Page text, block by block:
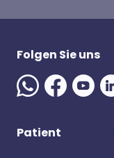
Folgen Sie uns
Patient